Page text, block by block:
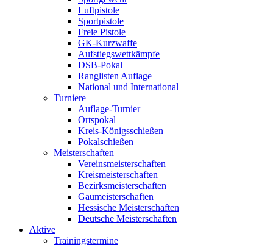
Luftpistole
Sportpistole
Freie Pistole
GK-Kurzwaffe
Aufstiegswettkämpfe
DSB-Pokal
Ranglisten Auflage
National und International
Turniere
Auflage-Turnier
Ortspokal
Kreis-Königsschießen
Pokalschießen
Meisterschaften
Vereinsmeisterschaften
Kreismeisterschaften
Bezirksmeisterschaften
Gaumeisterschaften
Hessische Meisterschaften
Deutsche Meisterschaften
Aktive
Trainingstermine